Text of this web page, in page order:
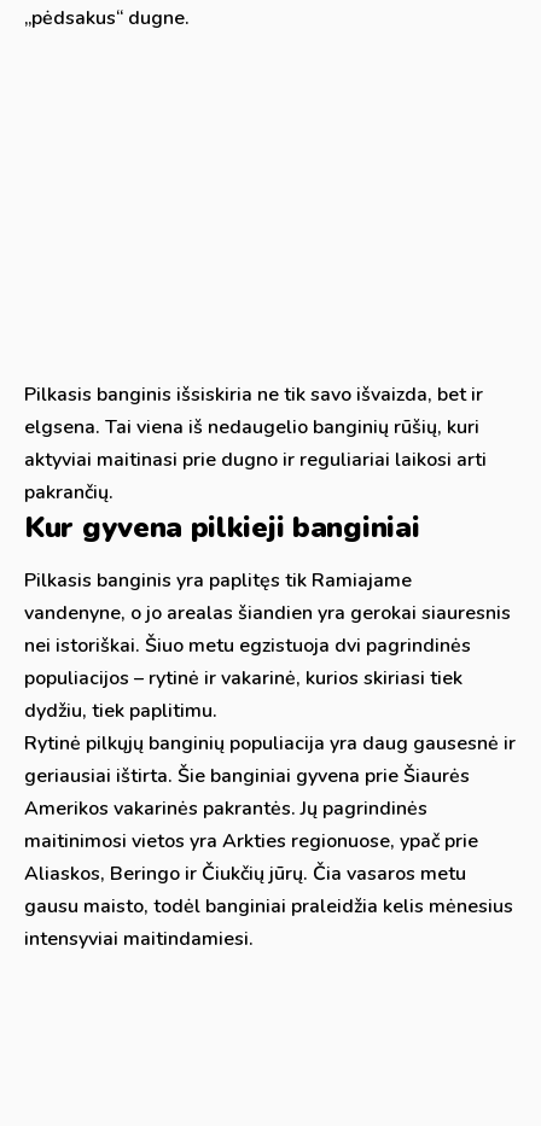
„pėdsakus“ dugne.
Pilkasis banginis išsiskiria ne tik savo išvaizda, bet ir
elgsena. Tai viena iš nedaugelio banginių rūšių, kuri
aktyviai maitinasi prie dugno ir reguliariai laikosi arti
pakrančių.
Kur gyvena pilkieji banginiai
Pilkasis banginis yra paplitęs tik Ramiajame
vandenyne, o jo arealas šiandien yra gerokai siauresnis
nei istoriškai. Šiuo metu egzistuoja dvi pagrindinės
populiacijos – rytinė ir vakarinė, kurios skiriasi tiek
dydžiu, tiek paplitimu.
Rytinė pilkųjų banginių populiacija yra daug gausesnė ir
geriausiai ištirta. Šie banginiai gyvena prie Šiaurės
Amerikos vakarinės pakrantės. Jų pagrindinės
maitinimosi vietos yra Arkties regionuose, ypač prie
Aliaskos, Beringo ir Čiukčių jūrų. Čia vasaros metu
gausu maisto, todėl banginiai praleidžia kelis mėnesius
intensyviai maitindamiesi.